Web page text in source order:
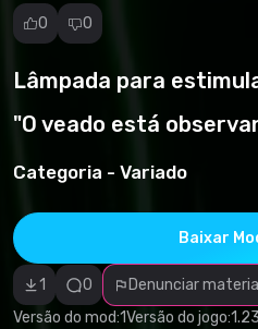
0 0
Lâmpada para
"O veado está
Categoria - Variado
Baixar
1 0
Denunciar material
Versão do mod:1Versão do jogo:
Denunciar
Violação de
direitos
Categoria
malicioso/vírus
Conteúdo não
funcional
Descrição